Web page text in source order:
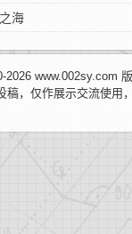
海
2026 www.002sy.com
，仅作展示交流使